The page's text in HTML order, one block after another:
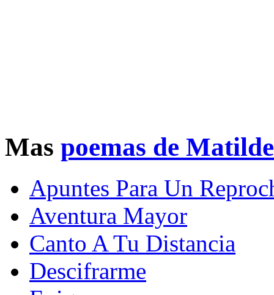
Mas poemas de
Apuntes Para Un
Aventura Mayor
Canto A Tu Distancia
Descifrarme